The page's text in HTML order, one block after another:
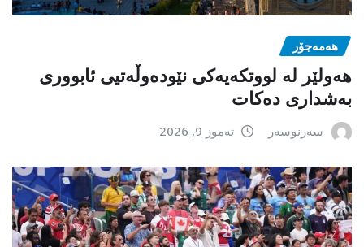
هەمەجۆر
ھەولێر لە لووتکەیەکی نێودەوڵەتیی ئابووری
بەشداری دەکات
سەرنوسەر تەموز 9, 2026